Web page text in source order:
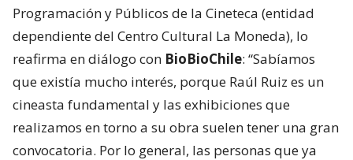
Programación y Públicos de la Cineteca (entidad
dependiente del Centro Cultural La Moneda), lo
reafirma en diálogo con BioBioChile: “Sabíamos
que existía mucho interés, porque Raúl Ruiz es un
cineasta fundamental y las exhibiciones que
realizamos en torno a su obra suelen tener una gran
convocatoria. Por lo general, las personas que ya